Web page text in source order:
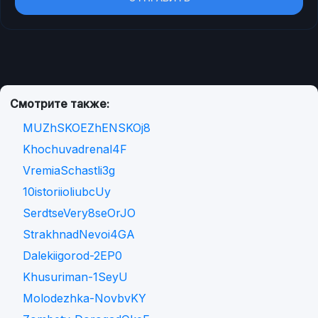
Смотрите также:
MUZhSKOEZhENSKOj8
Khochuvadrenal4F
VremiaSchastli3g
10istoriioliubcUy
SerdtseVery8seOrJO
StrakhnadNevoi4GA
Dalekiigorod-2EP0
Khusuriman-1SeyU
Molodezhka-NovbvKY